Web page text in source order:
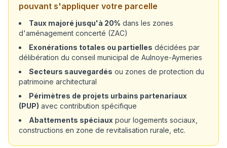
pouvant s'appliquer votre parcelle
Taux majoré jusqu'à 20% dans les zones
d'aménagement concerté (ZAC)
Exonérations totales ou partielles décidées par
délibération du conseil municipal de Aulnoye-Aymeries
Secteurs sauvegardés ou zones de protection du
patrimoine architectural
Périmètres de projets urbains partenariaux
(PUP) avec contribution spécifique
Abattements spéciaux pour logements sociaux,
constructions en zone de revitalisation rurale, etc.